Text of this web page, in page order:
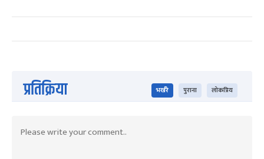
प्रतिक्रिया भर्खरै पुराना लोकप्रिय